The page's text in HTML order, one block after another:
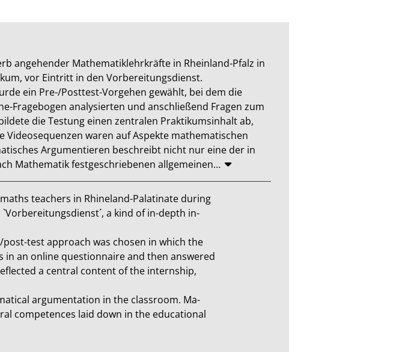
angehender Mathematiklehrkräfte in Rheinland-Pfalz in
vor Eintritt in den Vorbereitungsdienst.
ein Pre-/Posttest-Vorgehen gewählt, bei dem die
Fragebogen analysierten und anschließend Fragen zum
die Testung einen zentralen Praktikumsinhalt ab,
waren auf Aspekte mathematischen
Argumentieren beschreibt nicht nur eine der in
Mathematik festgeschriebenen allgemeinen…
teachers in Rhineland-Palatinate during
a kind of in-depth in-
test approach was chosen in which the
in an online questionnaire and then answered
a central content of the internship,
argumentation in the classroom. Ma-
competences laid down in the educational